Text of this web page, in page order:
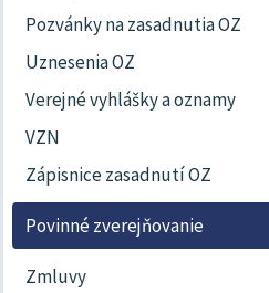
Pozvánky na zasadnutia OZ
Uznesenia OZ
Verejné vyhlášky a oznamy
VZN
Zápisnice zasadnutí OZ
Povinné zverejňovanie
Zmluvy